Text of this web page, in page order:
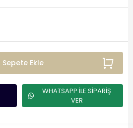
Sepete Ekle
WHATSAPP İLE SİPARİŞ
VER